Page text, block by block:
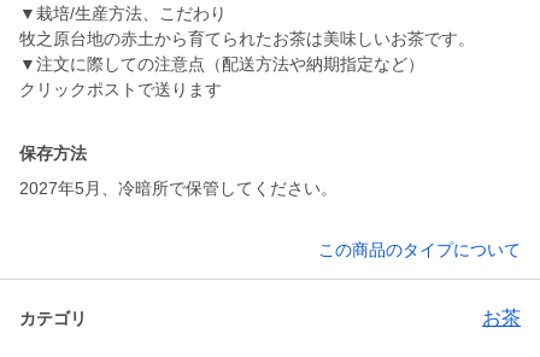
▼栽培/生産方法、こだわり
牧之原台地の赤土から育てられたお茶は美味しいお茶です。
▼注文に際しての注意点（配送方法や納期指定など）
保存方法
2027年5月、冷暗所で保管してください。
この商品のタイプについて
カテゴリ お茶